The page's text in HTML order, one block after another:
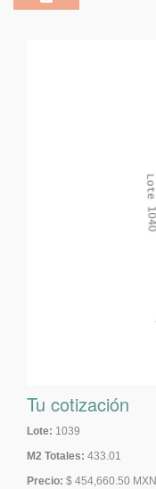
Tu cotización
Lote: 1039
M2 Totales: 433.01
Precio: $ 454,660.50 MXN